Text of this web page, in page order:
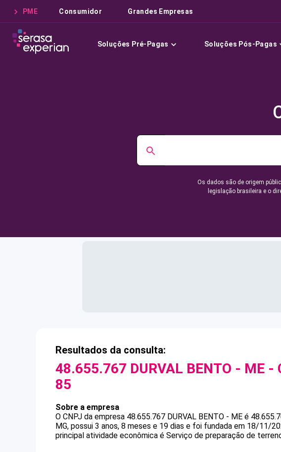
PME Consumidor Grandes Empresas
Soluções Pré-Pagas Soluções Pós-Pagas
Os dados são de origem
legislação brasileira e o
Resultados da consulta:
48.655.767 DURVAL BENTO - ME -
85
Sobre a empresa
O CNPJ da empresa 48.655.767 DURVAL BENTO - ME é
MG, possui 3 anos, 8 meses e 19 dias e foi fundada em 18/11/
principal atividade econômica é Serviço de preparação de